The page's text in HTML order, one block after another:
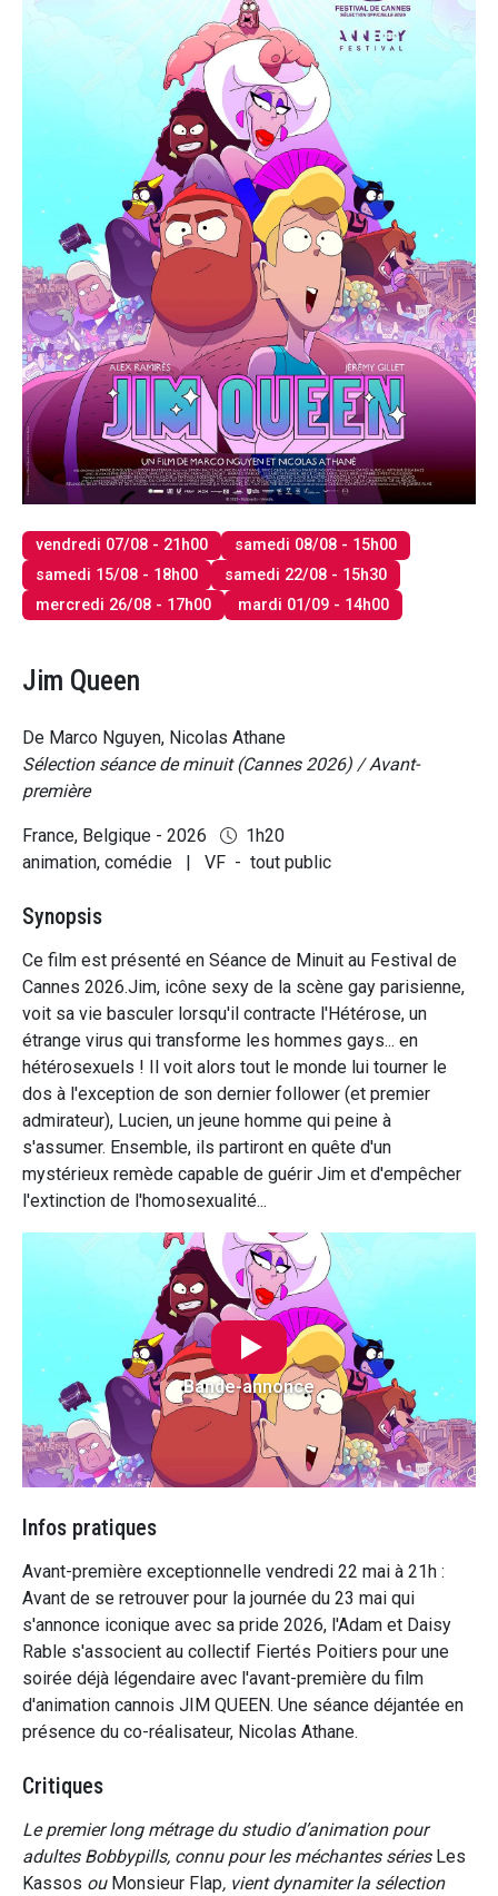
vendredi 07/08 - 21h00
samedi 08/08 - 15h00
samedi 15/08 - 18h00
samedi 22/08 - 15h30
mercredi 26/08 - 17h00
mardi 01/09 - 14h00
Jim Queen
De Marco Nguyen, Nicolas Athane
Sélection séance de minuit (Cannes 2026) / Avant-
première
France, Belgique - 2026
1h20
animation, comédie
| VF - tout public
Synopsis
Ce film est présenté en Séance de Minuit au Festival de
Cannes 2026.Jim, icône sexy de la scène gay parisienne,
voit sa vie basculer lorsqu'il contracte l'Hétérose, un
étrange virus qui transforme les hommes gays... en
hétérosexuels ! Il voit alors tout le monde lui tourner le
dos à l'exception de son dernier follower (et premier
admirateur), Lucien, un jeune homme qui peine à
s'assumer. Ensemble, ils partiront en quête d'un
mystérieux remède capable de guérir Jim et d'empêcher
l'extinction de l'homosexualité...
Bande-annonce
Infos pratiques
Avant-première exceptionnelle vendredi 22 mai à 21h :
Avant de se retrouver pour la journée du 23 mai qui
s'annonce iconique avec sa pride 2026, l'Adam et Daisy
Rable s'associent au collectif Fiertés Poitiers pour une
soirée déjà légendaire avec l'avant-première du film
d'animation cannois JIM QUEEN. Une séance déjantée en
présence du co-réalisateur, Nicolas Athane.
Critiques
Le premier long métrage du studio d’animation pour
adultes Bobbypills, connu pour les méchantes séries Les
Kassos ou Monsieur Flap, vient dynamiter la sélection